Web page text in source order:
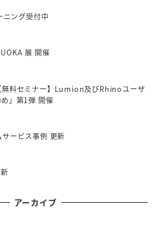
ング受付中
展 開催
無料セミナー】Lumion及びRhinoユーザ
」第1弾 開催
ービス事例 更新
アーカイブ